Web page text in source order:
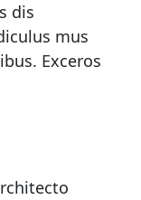
dis
mus
Exceros